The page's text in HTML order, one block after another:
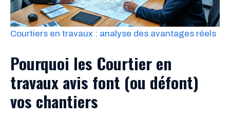
Courtiers en travaux : analyse des avantages réels
Pourquoi les Courtier en
travaux avis font (ou défont)
vos chantiers